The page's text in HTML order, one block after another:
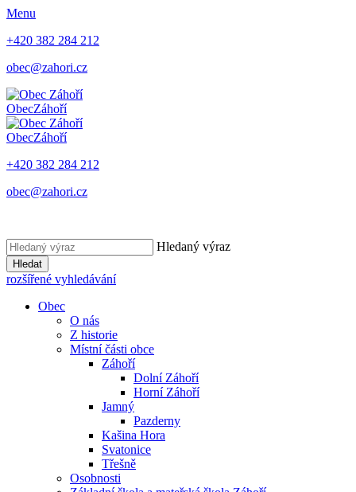
Menu
+420 382 284 212
obec@zahori.cz
ObecZáhoří
ObecZáhoří
+420 382 284 212
obec@zahori.cz
Hledaný výraz
Hledat
rozšířené vyhledávání
Obec
O nás
Z historie
Místní části obce
Záhoří
Dolní Záhoří
Horní Záhoří
Jamný
Pazderny
Kašina Hora
Svatonice
Třešně
Osobnosti